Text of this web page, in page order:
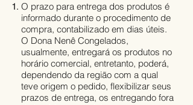
O prazo para entrega dos produtos é
informado durante o procedimento de
compra, contabilizado em dias úteis.
O Dona Nenê Congelados,
usualmente, entregará os produtos no
horário comercial, entretanto, poderá,
dependendo da região com a qual
teve origem o pedido, flexibilizar seus
prazos de entrega, os entregando fora